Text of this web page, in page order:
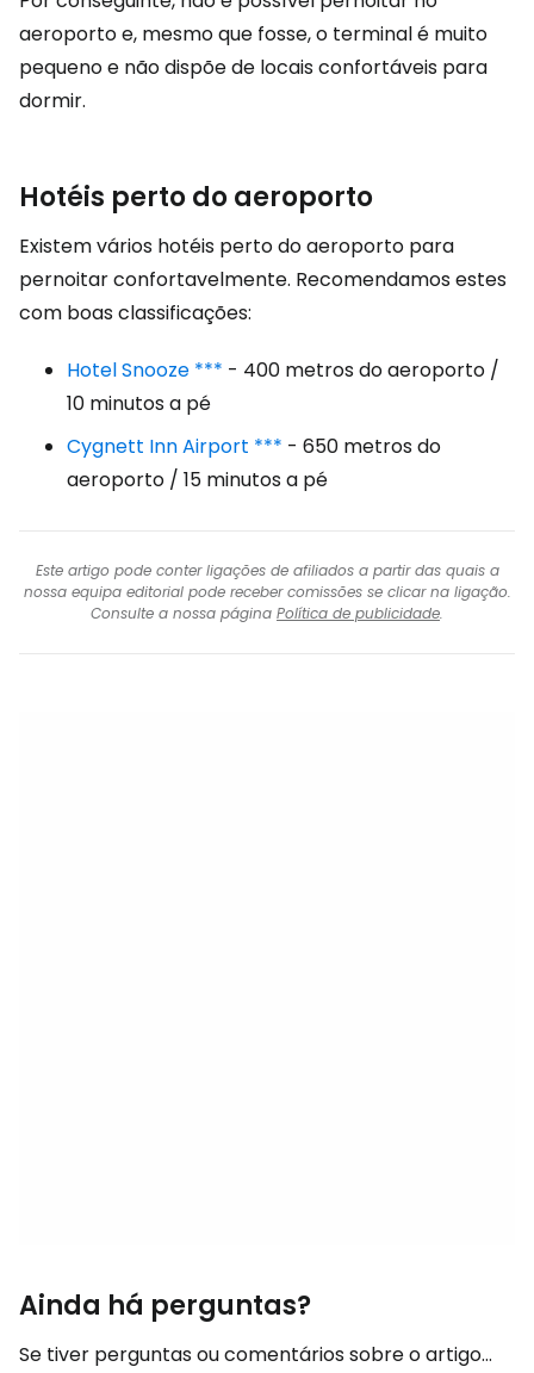
aeroporto e, mesmo que fosse, o terminal é muito
pequeno e não dispõe de locais confortáveis para
dormir.
Hotéis perto do aeroporto
Existem vários hotéis perto do aeroporto para
pernoitar confortavelmente. Recomendamos estes
com boas classificações:
Hotel Snooze *** - 400 metros do aeroporto /
10 minutos a pé
Cygnett Inn Airport *** - 650 metros do
aeroporto / 15 minutos a pé
Este artigo pode conter ligações de afiliados a partir das quais a
nossa equipa editorial pode receber comissões se clicar na ligação.
Consulte a nossa página Política de publicidade.
Ainda há perguntas?
Se tiver perguntas ou comentários sobre o artigo...